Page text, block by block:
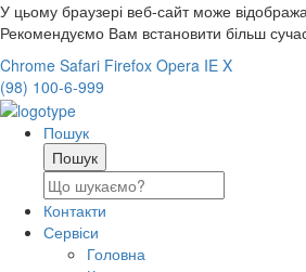
У цьому браузері веб-сайт може
Рекомендуємо Вам встановити більш
Chrome Safari Firefox Opera IE X
(98) 100-6-999
Пошук
Контакти
Сервіси
Головна